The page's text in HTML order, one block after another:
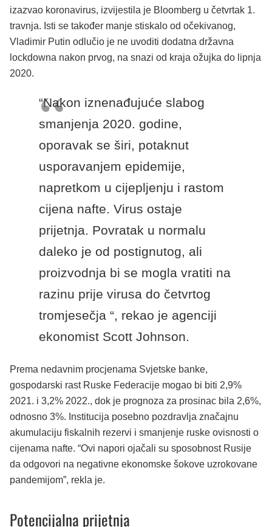
izazvao koronavirus, izvijestila je Bloomberg u četvrtak 1.
travnja. Isti se također manje stiskalo od očekivanog,
Vladimir Putin odlučio je ne uvoditi dodatna državna
lockdowna nakon prvog, na snazi ​​od kraja ožujka do lipnja
2020.
“Nakon iznenađujuće slabog
smanjenja 2020. godine,
oporavak se širi, potaknut
usporavanjem epidemije,
napretkom u cijepljenju i rastom
cijena nafte. Virus ostaje
prijetnja. Povratak u normalu
daleko je od postignutog, ali
proizvodnja bi se mogla vratiti na
razinu prije virusa do četvrtog
tromjesečja “, rekao je agenciji
ekonomist Scott Johnson.
Prema nedavnim procjenama Svjetske banke,
gospodarski rast Ruske Federacije mogao bi biti 2,9%
2021. i 3,2% 2022., dok je prognoza za prosinac bila 2,6%,
odnosno 3%. Institucija posebno pozdravlja značajnu
akumulaciju fiskalnih rezervi i smanjenje ruske ovisnosti o
cijenama nafte. “Ovi napori ojačali su sposobnost Rusije
da odgovori na negativne ekonomske šokove uzrokovane
pandemijom”, rekla je.
Potencijalna prijetnja